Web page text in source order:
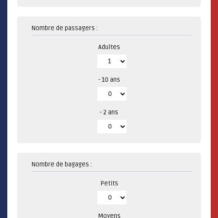
Nombre de passagers :
Adultes
- 10 ans
- 2 ans
Nombre de bagages :
Petits
Moyens